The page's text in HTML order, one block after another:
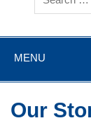
MENU
Our